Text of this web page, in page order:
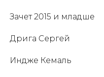
Зачет 2015 и младше
Дрига Сергей
Индже Кемаль